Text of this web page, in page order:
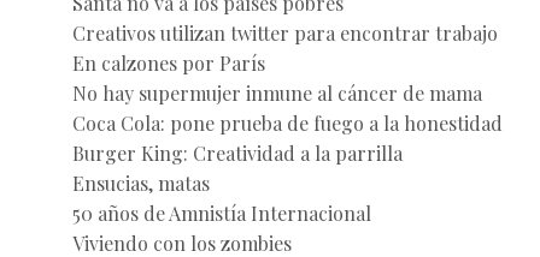
Creativos utilizan twitter para encontrar trabajo
En calzones por París
No hay supermujer inmune al cáncer de mama
Coca Cola: pone prueba de fuego a la honestidad
Burger King: Creatividad a la parrilla
Ensucias, matas
50 años de Amnistía Internacional
Viviendo con los zombies